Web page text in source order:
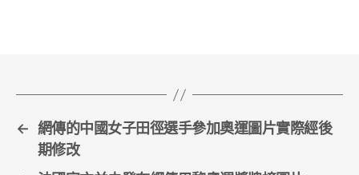
← 網傳的中國女子田徑選手參加奧運圖片實際經後
期修改